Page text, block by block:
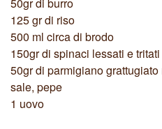
125 gr di riso
500 ml circa di brodo
150gr di spinaci lessati e tritati
50gr di parmigiano
sale, pepe
1 uovo